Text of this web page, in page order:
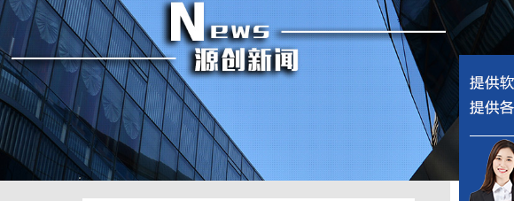
业界动态 变频调速器
高低压开关柜
箱变监控助磨
变频调速器
高低压开关柜
箱变监控助磨